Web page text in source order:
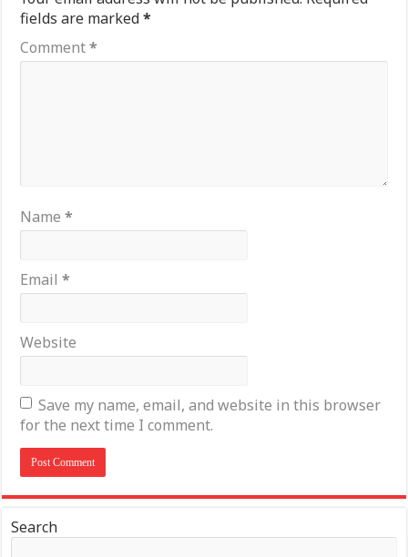
fields are marked*
Comment*
Name*
Email*
Website
Save my name, email, and website in this browser
for the next time I comment.
Search